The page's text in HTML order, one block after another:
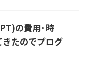
の費用･時
たのでブログ